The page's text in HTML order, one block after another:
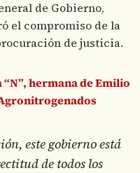
de Gobierno,
el compromiso de la
de justicia.
“N”, hermana de Emilio
este gobierno está
de todos los